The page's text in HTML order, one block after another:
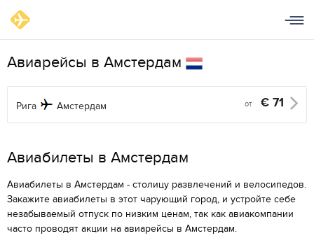
Авиарейсы в Амстердам
Рига Амстердам от € 71
Aвиабилеты в Амстердам
Авиабилеты в Амстердам - столицу развлечений и велосипедов.
Закажите авиабилеты в этот чарующий город, и устройте себе
незабываемый отпуск по низким ценам, так как авиакомпании
часто проводят акции на авиарейсы в Амстердам.